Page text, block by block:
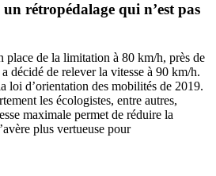
rétropédalage qui n’est pas
place de la limitation à 80 km/h, près de
décidé de relever la vitesse à 90 km/h.
loi d’orientation des mobilités de 2019.
les écologistes, entre autres,
maximale permet de réduire la
plus vertueuse pour